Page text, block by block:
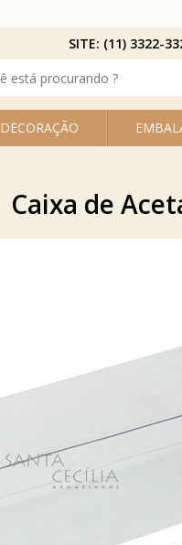
DECORAÇÃO
SITE: (11) 3322-
Caixa de